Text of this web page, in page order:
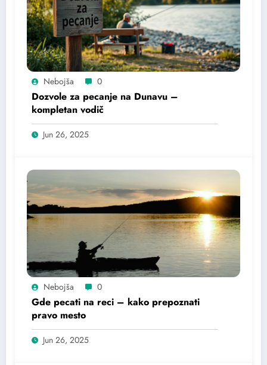
Nebojša 0
Dozvole za pecanje na Dunavu –
kompletan vodič
Jun 26, 2025
Nebojša 0
Gde pecati na reci – kako prepoznati
pravo mesto
Jun 26, 2025